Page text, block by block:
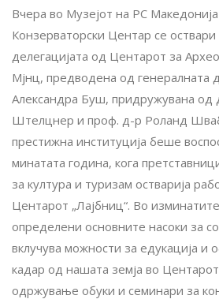
Вчера во Музејот на РС
Конзерваторски Центар се
делегацијата од Центарот за
Мјнц, предводена од генералната
Александра Буш, придружувана од
Штелцнер и проф. д-р Роланд
престижна институција беше
минатата година, кога
за култура и туризам остварија
Центарот „Лајбниц“. Во
определени основните насоки за
вклучува можности за едукација и
кадар од нашата земја во Центарот
одржување обуки и семинари за